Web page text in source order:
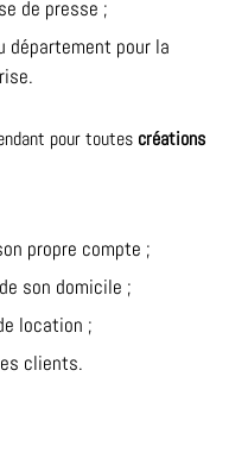
de presse ;
département pour la
pour toutes créations
propre compte ;
son domicile ;
location ;
clients.